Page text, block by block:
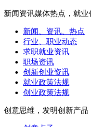
新闻资讯媒体热点，就
新闻、资讯、热点
行业、职业动态
求职就业资讯
职场资讯
创新创业资讯
就业政策法规
创业政策法规
创意思维，发明创新产品